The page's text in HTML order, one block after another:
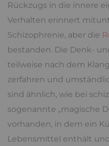
Rückzugs in die innere
Verhalten erinnert
Schizophrenie, aber die
bestanden. Die Denk-
teilweise nach dem
zerfahren und
sind ähnlich, wie bei
sogenannte „magische
vorhanden, in dem ein
Lebensmittel enthält